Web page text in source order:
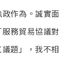
作為。誠實面
務貿易協議對
題」，我不相